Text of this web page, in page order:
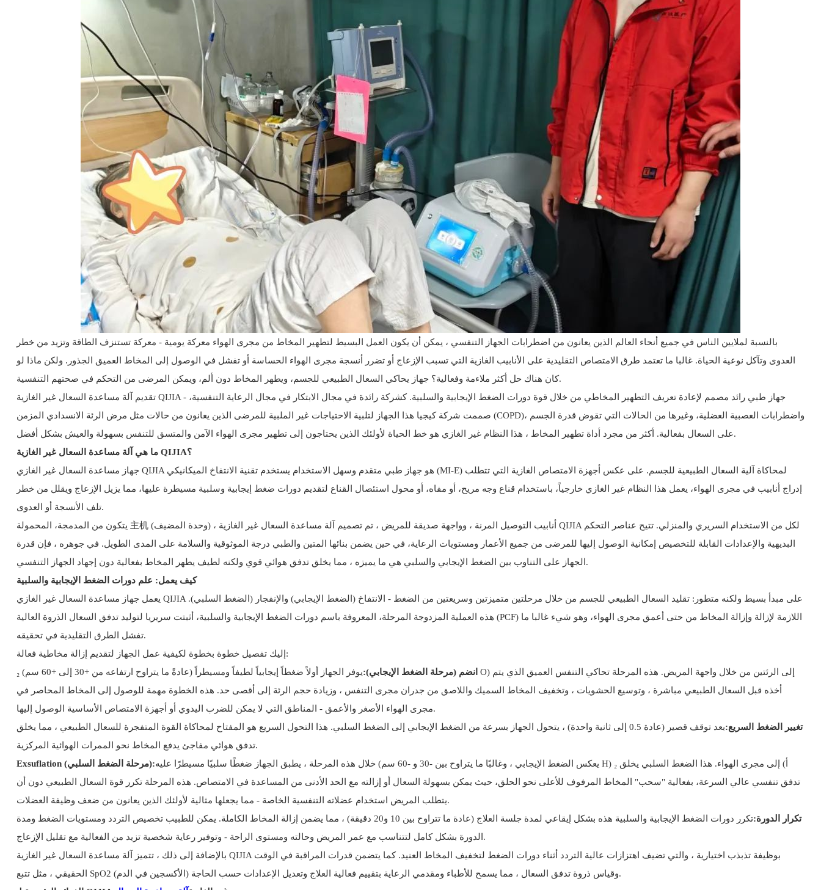
بالنسبة لملايين الناس في جميع أنحاء العالم الذين يعانون من اضطرابات الجهاز التنفسي ، يمكن أن يكون العمل البسيط لتطهير المخاط من مجرى الهواء معركة يومية - معركة تستنزف الطاقة وتزيد من خطر
العدوى وتآكل نوعية الحياة. غالبا ما تعتمد طرق الامتصاص التقليدية على الأنابيب الغازية التي تسبب الإزعاج أو تضرر أنسجة مجرى الهواء الحساسة أو تفشل في الوصول إلى المخاط العميق الجذور. ولكن ماذا لو
كان هناك حل أكثر ملاءمة وفعالية؟ جهاز يحاكي السعال الطبيعي للجسم، ويطهر المخاط دون ألم، ويمكن المرضى من التحكم في صحتهم التنفسية.
تقديم آلة مساعدة السعال غير الغازية QIJIA - جهاز طبي رائد مصمم لإعادة تعريف التطهير المخاطي من خلال قوة دورات الضغط الإيجابية والسلبية. كشركة رائدة في مجال الابتكار في مجال الرعاية التنفسية،
صممت شركة كيجيا هذا الجهاز لتلبية الاحتياجات غير الملبية للمرضى الذين يعانون من حالات مثل مرض الرئة الانسدادي المزمن (COPD)، واضطرابات العصبية العضلية، وغيرها من الحالات التي تقوض قدرة الجسم
على السعال بفعالية. أكثر من مجرد أداة تطهير المخاط ، هذا النظام غير الغازي هو خط الحياة لأولئك الذين يحتاجون إلى تطهير مجرى الهواء الآمن والمتسق للتنفس بسهولة والعيش بشكل أفضل.
ما هي آلة مساعدة السعال غير الغازية QIJIA؟
جهاز مساعدة السعال غير الغازي QIJIA هو جهاز طبي متقدم وسهل الاستخدام يستخدم تقنية الانتفاخ الميكانيكي (MI-E) لمحاكاة آلية السعال الطبيعية للجسم. على عكس أجهزة الامتصاص الغازية التي تتطلب
إدراج أنابيب في مجرى الهواء، يعمل هذا النظام غير الغازي خارجياً، باستخدام قناع وجه مريح، أو مفاه، أو محول استئصال القناع لتقديم دورات ضغط إيجابية وسلبية مسيطرة عليها، مما يزيل الإزعاج ويقلل من خطر
تلف الأنسجة أو العدوى.
يتكون من المدمجة، المحمولة 主机 (وحدة المضيف) ، أنابيب التوصيل المرنة ، وواجهة صديقة للمريض ، تم تصميم آلة مساعدة السعال غير الغازية QIJIA لكل من الاستخدام السريري والمنزلي. تتيح عناصر التحكم
البديهية والإعدادات القابلة للتخصيص إمكانية الوصول إليها للمرضى من جميع الأعمار ومستويات الرعاية، في حين يضمن بنائها المتين والطبي درجة الموثوقية والسلامة على المدى الطويل. في جوهره ، فإن قدرة
الجهاز على التناوب بين الضغط الإيجابي والسلبي هي ما يميزه ، مما يخلق تدفق هوائي قوي ولكنه لطيف يطهر المخاط بفعالية دون إجهاد الجهاز التنفسي.
كيف يعمل: علم دورات الضغط الإيجابية والسلبية
يعمل جهاز مساعدة السعال غير الغازي QIJIA على مبدأ بسيط ولكنه متطور: تقليد السعال الطبيعي للجسم من خلال مرحلتين متميزتين وسريعتين من الضغط - الانتفاخ (الضغط الإيجابي) والإنفجار (الضغط السلبي).
هذه العملية المزدوجة المرحلة، المعروفة باسم دورات الضغط الإيجابية والسلبية، أثبتت سريريا لتوليد تدفق السعال الذروة العالية (PCF) اللازمة لإزالة وإزالة المخاط من حتى أعمق مجرى الهواء، وهو شيء غالبا ما
تفشل الطرق التقليدية في تحقيقه.
إليك تفصيل خطوة بخطوة لكيفية عمل الجهاز لتقديم إزالة مخاطية فعالة:
انضم (مرحلة الضغط الإيجابي):
يوفر الجهاز أولاً ضغطاً إيجابياً لطيفاً ومسيطراً (عادةً ما يتراوح ارتفاعه من +30 إلى +60 سم) ₂ O) إلى الرئتين من خلال واجهة المريض. هذه المرحلة تحاكي التنفس العميق الذي يتم
أخذه قبل السعال الطبيعي مباشرة ، وتوسيع الحشويات ، وتخفيف المخاط السميك واللاصق من جدران مجرى التنفس ، وزيادة حجم الرئة إلى أقصى حد. هذه الخطوة مهمة للوصول إلى المخاط المحاصر في
مجرى الهواء الأصغر والأعمق - المناطق التي لا يمكن للضرب اليدوي أو أجهزة الامتصاص الأساسية الوصول إليها.
تغيير الضغط السريع:
بعد توقف قصير (عادة 0.5 إلى ثانية واحدة) ، يتحول الجهاز بسرعة من الضغط الإيجابي إلى الضغط السلبي. هذا التحول السريع هو المفتاح لمحاكاة القوة المتفجرة للسعال الطبيعي ، مما يخلق
تدفق هوائي مفاجئ يدفع المخاط نحو الممرات الهوائية المركزية.
Exsuflation (مرحلة الضغط السلبي):خلال هذه المرحلة ، يطبق الجهاز ضغطًا سلبيًا مسيطرًا عليه (يعكس الضغط الإيجابي ، وغالبًا ما يتراوح بين -30 و -60 سم H) ₂ أ) إلى مجرى الهواء. هذا الضغط السلبي يخلق
تدفق تنفسي عالي السرعة، بفعالية "سحب" المخاط المرفوف للأعلى نحو الحلق، حيث يمكن بسهولة السعال أو إزالته مع الحد الأدنى من المساعدة في الامتصاص. هذه المرحلة تكرر قوة السعال الطبيعي دون أن
يتطلب المريض استخدام عضلاته التنفسية الخاصة - مما يجعلها مثالية لأولئك الذين يعانون من ضعف وظيفة العضلات.
تكرار الدورة:
تكرر دورات الضغط الإيجابية والسلبية هذه بشكل إيقاعي لمدة جلسة العلاج (عادة ما تتراوح بين 10 و20 دقيقة) ، مما يضمن إزالة المخاط الكاملة. يمكن للطبيب تخصيص التردد ومستويات الضغط ومدة
الدورة بشكل كامل لتتناسب مع عمر المريض وحالته ومستوى الراحة - وتوفير رعاية شخصية تزيد من الفعالية مع تقليل الإزعاج.
بالإضافة إلى ذلك ، تتميز آلة مساعدة السعال غير الغازية QIJIA بوظيفة تذبذب اختيارية ، والتي تضيف اهتزازات عالية التردد أثناء دورات الضغط لتخفيف المخاط العنيد. كما يتضمن قدرات المراقبة في الوقت
الحقيقي ، مثل تتبع SpO2 (الأكسجين في الدم) وقياس ذروة تدفق السعال ، مما يسمح للأطباء ومقدمي الرعاية بتقييم فعالية العلاج وتعديل الإعدادات حسب الحاجة.